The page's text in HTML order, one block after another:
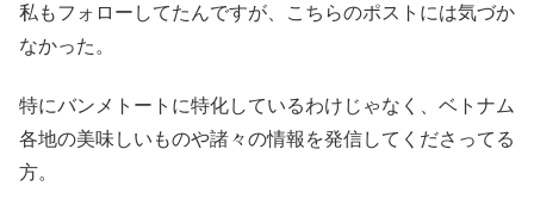
私もフォローしてたんですが、こちらのポストには気づか
なかった。
特にバンメトートに特化しているわけじゃなく、ベトナム
各地の美味しいものや諸々の情報を発信してくださってる
方。